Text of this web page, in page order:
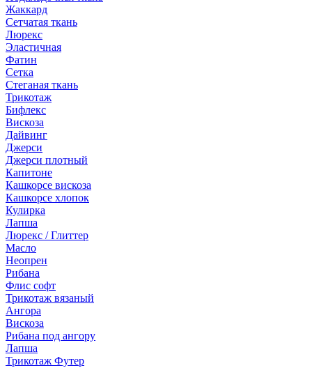
Жаккард
Сетчатая ткань
Люрекс
Эластичная
Фатин
Сетка
Стеганая ткань
Трикотаж
Бифлекс
Вискоза
Дайвинг
Джерси
Джерси плотный
Капитоне
Кашкорсе вискоза
Кашкорсе хлопок
Кулирка
Лапша
Люрекс / Глиттер
Масло
Неопрен
Рибана
Флис софт
Трикотаж вязаный
Ангора
Вискоза
Рибана под ангору
Лапша
Трикотаж Футер